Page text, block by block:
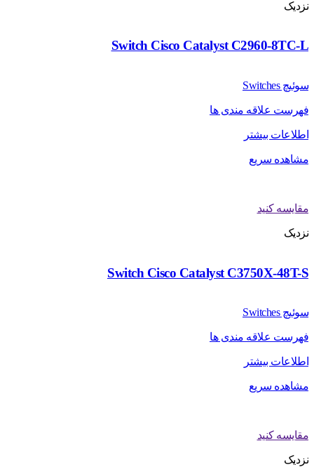
نزدیک
Switch Cisco Catalyst C2960-8TC-L
سوئیچ Switches
فهرست علاقه مندی ها
اطلاعات بیشتر
مشاهده سریع
مقایسه کنید
نزدیک
Switch Cisco Catalyst C3750X-48T-S
سوئیچ Switches
فهرست علاقه مندی ها
اطلاعات بیشتر
مشاهده سریع
مقایسه کنید
نزدیک